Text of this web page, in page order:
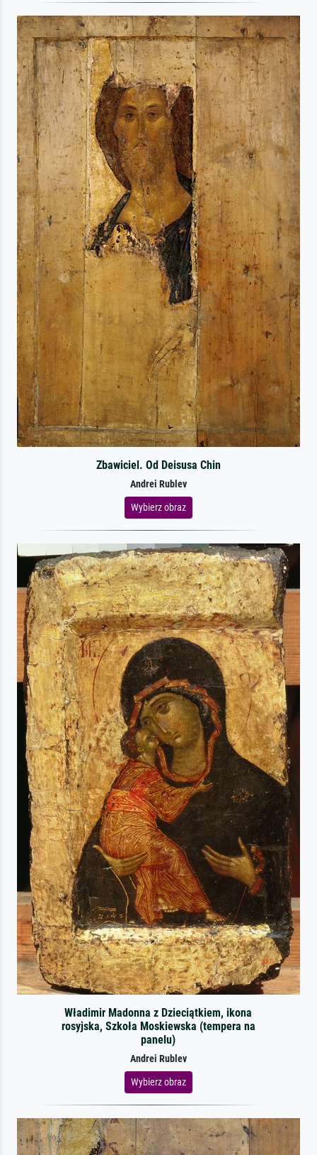
Zbawiciel. Od Deisusa Chin
Andrei Rublev
Wybierz obraz
Władimir Madonna z Dzieciątkiem, ikona
rosyjska, Szkoła Moskiewska (tempera na
panelu)
Andrei Rublev
Wybierz obraz